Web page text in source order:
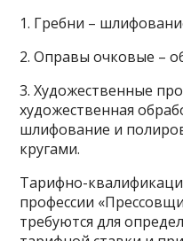
1. Гребни –
2. Оправы очковые –
3. Художественные
художественная
шлифование и
кругами.
Тарифно-
профессии
требуются для